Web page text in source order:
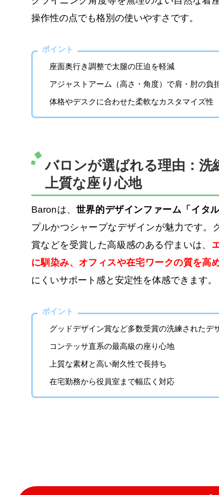
操作性の点でも格別の使いやすさです。
ポイント
座面奥行き調整で太腿の圧迫を軽減
アジャストアーム（高さ・角度）で肩・肘の負
体格やデスクに合わせた柔軟なカスタマイズ性
バロンが選ばれる理由：
上質な座り心地
Baronは、 世界的デザインファーム「イタ
プルかつシャープなデザインが魅力です。
賞などを受賞した高級感のある佇まいは、
に馴染み、オフィスや在宅ワークの質を高
にくいサポート感と安定性を体感できます。
ポイント
グッドデザイン賞など多数受賞の洗練されたデ
コンテッサ直系の最高級の座り心地
上質な素材と高い耐久性で長持ち
在宅勤務から役員室まで幅広く対応